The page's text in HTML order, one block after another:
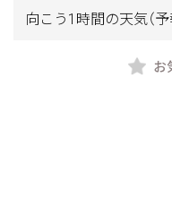
向こう1時間の天気（予
お